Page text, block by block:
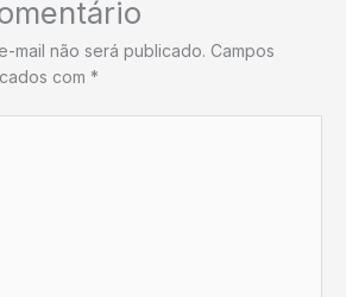
mail não será publicado. Campos
com *